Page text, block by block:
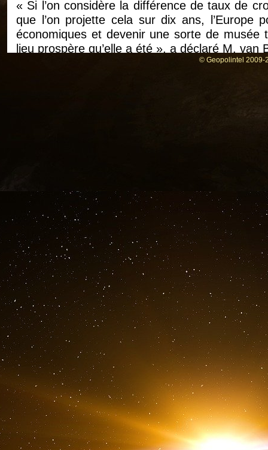
« Si l’on considère la différence de taux de
que l’on projette cela sur dix ans, l’Europe
économiques et devenir une sorte de
lieu prospère qu’elle a été », a déclaré M. van
surveiller quel acteur est en tête pour
en domine 37, les États-Unis arrivant en
« L’UE est cruellement absente », a souligné
Éliminer les barrières internes
Pour remédier à cette situation, les deux
croissance économique. Et pour cela, un
nécessaire, selon eux.
La Commission européenne doit être le
un marché commun dans tous les
numérique, les capitaux, l’environnement et
de l’ERT, qui souhaite influencer le
commencera son travail en automne.
L’ERT souhaite que la Commission soit plus
de l’UE à supprimer rapidement les
marché unique. En outre, la
l’harmonisation et la simplification des règles
© Geopolintel 2009-